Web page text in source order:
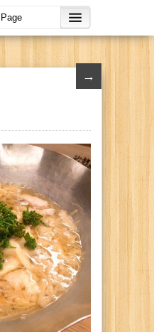
→